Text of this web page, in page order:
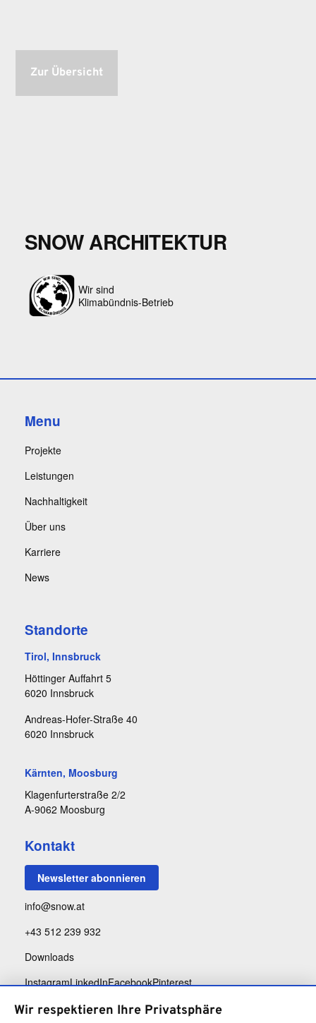
Zur Übersicht
Wir respektieren Ihre Privatsphäre
SNOW ARCHITEKTUR
Wir sind
Klimabündnis-Betrieb
Menu
Projekte
Leistungen
Nachhaltigkeit
Über uns
Karriere
News
Standorte
Tirol, Innsbruck
Höttinger Auffahrt 5
6020 Innsbruck
Andreas-Hofer-Straße 40
6020 Innsbruck
Kärnten, Moosburg
Klagenfurterstraße 2/2
A-9062 Moosburg
Kontakt
Newsletter abonnieren
info@snow.at
+43 512 239 932
Downloads
InstagramLinkedInFacebookPinterest